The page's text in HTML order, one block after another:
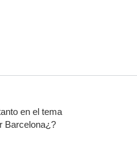
en el tema
Barcelona¿?